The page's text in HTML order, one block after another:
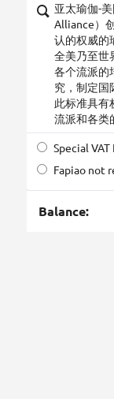
亚太瑜伽-
Alliance）
认的权威的
全美乃至世
各个流派的
究，制定国
此标准具有
流派和各类
Special VAT
Fapiao not
Balance: